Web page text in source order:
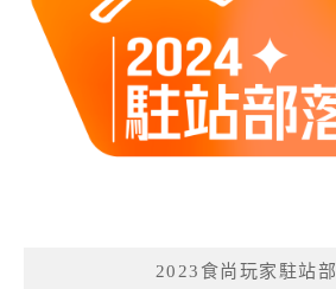
2023食尚玩家駐站